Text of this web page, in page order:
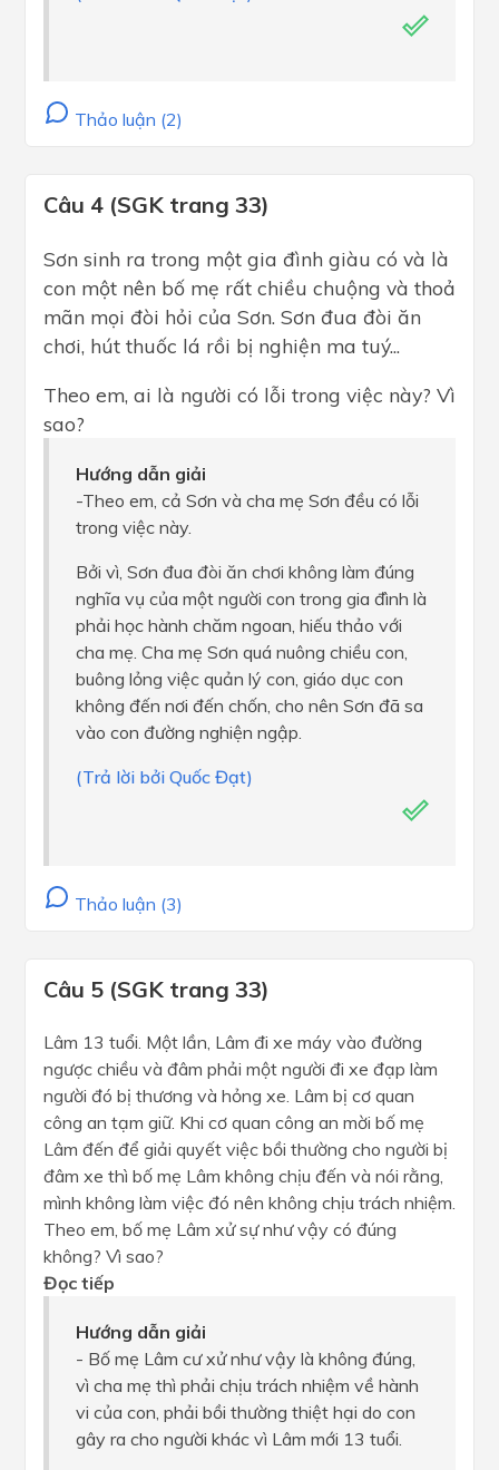
Thảo luận (2)
Câu 4 (SGK trang 33)
Sơn sinh ra trong một gia đình giàu có và là
con một nên bố mẹ rất chiều chuộng và thoả
mãn mọi đòi hỏi của Sơn. Sơn đua đòi ăn
chơi, hút thuốc lá rồi bị nghiện ma tuý...
Theo em, ai là người có lỗi trong việc này? Vì
sao?
Hướng dẫn giải
-Theo em, cả Sơn và cha mẹ Sơn đều có lỗi
trong việc này.
Bởi vì, Sơn đua đòi ăn chơi không làm đúng
nghĩa vụ của một người con trong gia đình là
phải học hành chăm ngoan, hiếu thảo với
cha mẹ. Cha mẹ Sơn quá nuông chiều con,
buông lỏng việc quản lý con, giáo dục con
không đến nơi đến chốn, cho nên Sơn đã sa
vào con đường nghiện ngập.
(Trả lời bởi Quốc Đạt)
Thảo luận (3)
Câu 5 (SGK trang 33)
Lâm 13 tuổi. Một lần, Lâm đi xe máy vào đường
ngược chiều và đâm phải một người đi xe đạp làm
người đó bị thương và hỏng xe. Lâm bị cơ quan
công an tạm giữ. Khi cơ quan công an mời bố mẹ
Lâm đến để giải quyết việc bồi thường cho người bị
đâm xe thì bố mẹ Lâm không chịu đến và nói rằng,
mình không làm việc đó nên không chịu trách nhiệm.
Theo em, bố mẹ Lâm xử sự như vậy có đúng
không? Vì sao?
Đọc tiếp
Hướng dẫn giải
- Bố mẹ Lâm cư xử như vậy là không đúng,
vì cha mẹ thì phải chịu trách nhiệm về hành
vi của con, phải bồi thường thiệt hại do con
gây ra cho người khác vì Lâm mới 13 tuổi.